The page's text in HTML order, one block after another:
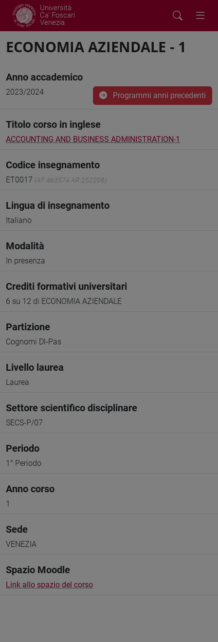
Università
Ca' Foscari
Venezia
ECONOMIA AZIENDALE - 1
Anno accademico
2023/2024 Programmi anni precedenti
Titolo corso in inglese
ACCOUNTING AND BUSINESS ADMINISTRATION-1
Codice insegnamento
ET0017 (AF:463574 AR:252208)
Lingua di insegnamento
Italiano
Modalità
In presenza
Crediti formativi universitari
6 su 12 di ECONOMIA AZIENDALE
Partizione
Cognomi Dl-Pas
Livello laurea
Laurea
Settore scientifico disciplinare
SECS-P/07
Periodo
1° Periodo
Anno corso
1
Sede
VENEZIA
Spazio Moodle
Link allo spazio del corso